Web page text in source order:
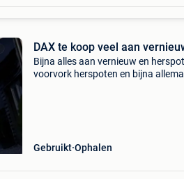
DAX te koop veel aan
Bijna alles aan vernieuw en
voorvork herspoten en bijna
Gebruikt Ophalen